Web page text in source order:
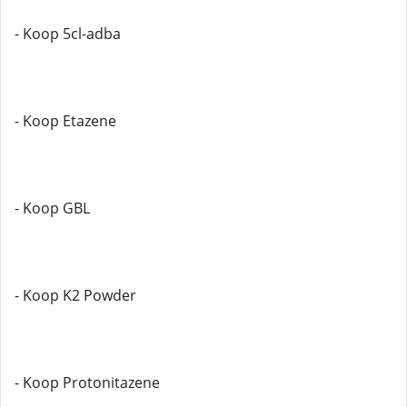
- Koop 5cl-adba
- Koop Etazene
- Koop GBL
- Koop K2 Powder
- Koop Protonitazene